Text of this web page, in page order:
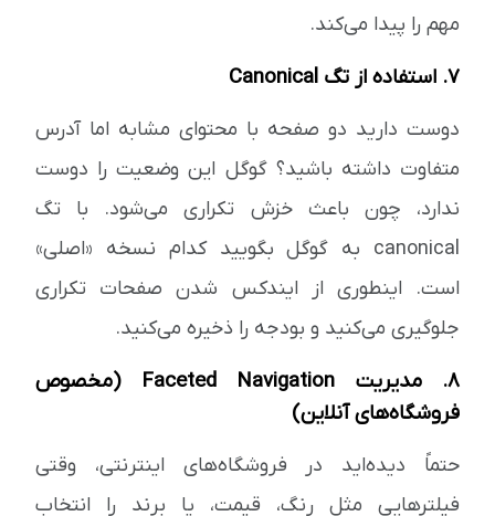
مهم را پیدا می‌کند.
۷. استفاده از تگ Canonical
دوست دارید دو صفحه با محتوای مشابه اما آدرس
متفاوت داشته باشید؟ گوگل این وضعیت را دوست
ندارد، چون باعث خزش تکراری می‌شود. با تگ
canonical به گوگل بگویید کدام نسخه «اصلی»
است. اینطوری از ایندکس شدن صفحات تکراری
جلوگیری می‌کنید و بودجه را ذخیره می‌کنید.
۸. مدیریت Faceted Navigation (مخصوص
فروشگاه‌های آنلاین)
حتماً دیده‌اید در فروشگاه‌های اینترنتی، وقتی
فیلترهایی مثل رنگ، قیمت، یا برند را انتخاب